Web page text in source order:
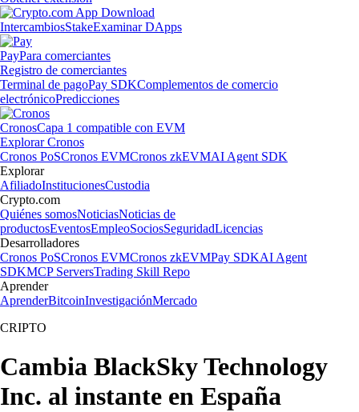
IntercambiosStakeExaminar DApps
PayPara comerciantes
Registro de comerciantes
Terminal de pagoPay SDKComplementos de comercio
electrónicoPredicciones
CronosCapa 1 compatible con EVM
Explorar Cronos
Cronos PoSCronos EVMCronos zkEVMAI Agent SDK
Explorar
AfiliadoInstitucionesCustodia
Crypto.com
Quiénes somosNoticiasNoticias de
productosEventosEmpleoSociosSeguridadLicencias
Desarrolladores
Cronos PoSCronos EVMCronos zkEVMPay SDKAI Agent
SDKMCP ServersTrading Skill Repo
Aprender
AprenderBitcoinInvestigaciónMercado
CRIPTO
Cambia BlackSky Technology
Inc. al instante en España